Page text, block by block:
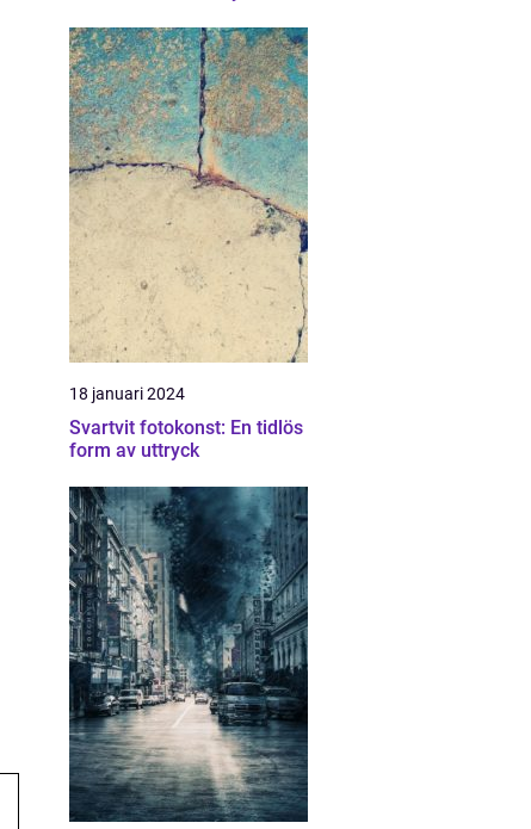
18 januari 2024
Svartvit fotokonst: En tidlös
form av uttryck